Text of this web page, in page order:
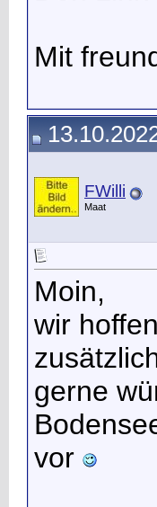
Mit
FWilli
Maat
Moin,
wir
gerne
vor